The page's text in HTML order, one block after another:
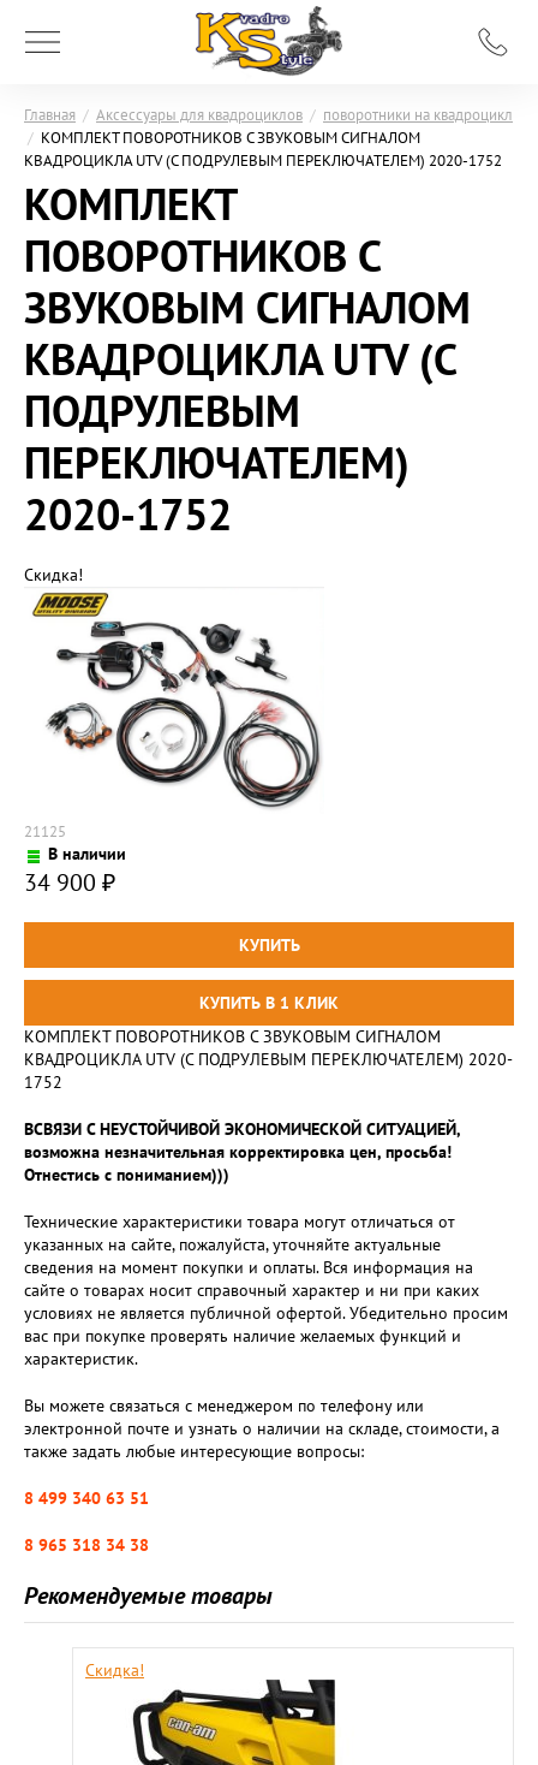
Главная / Аксессуары для квадроциклов / поворотники на квадроцикл
/ КОМПЛЕКТ ПОВОРОТНИКОВ C ЗВУКОВЫМ СИГНАЛОМ
КВАДРОЦИКЛА UTV (С ПОДРУЛЕВЫМ ПЕРЕКЛЮЧАТЕЛЕМ) 2020-1752
КОМПЛЕКТ
ПОВОРОТНИКОВ C
ЗВУКОВЫМ СИГНАЛОМ
КВАДРОЦИКЛА UTV (С
ПОДРУЛЕВЫМ
ПЕРЕКЛЮЧАТЕЛЕМ)
2020-1752
Скидка!
21125
В наличии
34 900 ₽
КОМПЛЕКТ ПОВОРОТНИКОВ C ЗВУКОВЫМ СИГНАЛОМ
КВАДРОЦИКЛА UTV (С ПОДРУЛЕВЫМ ПЕРЕКЛЮЧАТЕЛЕМ) 2020-
1752
ВСВЯЗИ С НЕУСТОЙЧИВОЙ ЭКОНОМИЧЕСКОЙ СИТУАЦИЕЙ,
возможна незначительная корректировка цен, просьба!
Отнестись с пониманием)))
Технические характеристики товара могут отличаться от
указанных на сайте, пожалуйста, уточняйте актуальные
сведения на момент покупки и оплаты. Вся информация на
сайте о товарах носит справочный характер и ни при каких
условиях не является публичной офертой. Убедительно просим
вас при покупке проверять наличие желаемых функций и
характеристик.
Вы можете связаться с менеджером по телефону или
электронной почте и узнать о наличии на складе, стоимости, а
также задать любые интересующие вопросы:
8 499 340 63 51
8 965 318 34 38
Рекомендуемые товары
Скидка!